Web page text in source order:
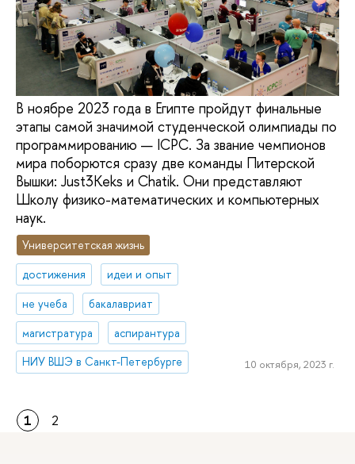
В ноябре 2023 года в Египте пройдут финальные
этапы самой значимой студенческой олимпиады по
программированию — ICPC. За звание чемпионов
мира поборются сразу две команды Питерской
Вышки: Just3Keks и Chatik. Они представляют
Школу физико-математических и компьютерных
наук.
Университетская жизнь
достижения
идеи и опыт
не учеба
бакалавриат
магистратура
аспирантура
НИУ ВШЭ в Санкт-Петербурге
10 октября, 2023 г.
1 2